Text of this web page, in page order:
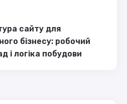
сайту для
бізнесу: робочий
і логіка побудови